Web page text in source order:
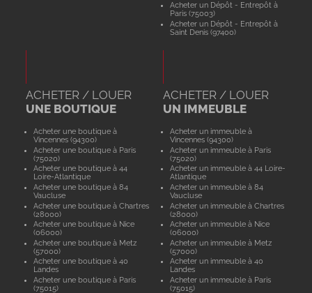
Acheter un Dépôt - Entrepôt à
Paris (75003)
Acheter un Dépôt - Entrepôt à
Saint Denis (97400)
ACHETER / LOUER
UNE BOUTIQUE
Acheter une boutique à
Vincennes (94300)
Acheter une boutique à Paris
(75020)
Acheter une boutique à 44
Loire-Atlantique
Acheter une boutique à 84
Vaucluse
Acheter une boutique à Chartres
(28000)
Acheter une boutique à Nice
(06000)
Acheter une boutique à Metz
(57000)
Acheter une boutique à 40
Landes
Acheter une boutique à Paris
(75015)
ACHETER / LOUER
UN IMMEUBLE
Acheter un immeuble à
Vincennes (94300)
Acheter un immeuble à Paris
(75020)
Acheter un immeuble à 44 Loire-
Atlantique
Acheter un immeuble à 84
Vaucluse
Acheter un immeuble à Chartres
(28000)
Acheter un immeuble à Nice
(06000)
Acheter un immeuble à Metz
(57000)
Acheter un immeuble à 40
Landes
Acheter un immeuble à Paris
(75015)